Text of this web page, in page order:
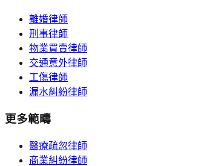
離婚律師
刑事律師
物業買賣律師
交通意外律師
工傷律師
漏水糾紛律師
更多範疇
醫療疏忽律師
商業糾紛律師